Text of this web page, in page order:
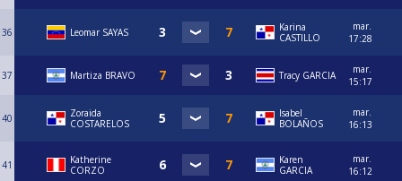
36 Leomar SAYAS
Karina
CASTILLO
mar.
17:28
37 Martiza BRAVO Tracy GARCIA
mar.
15:17
40
Zoraida
COSTARELOS
Isabel
BOLAÑOS
mar.
16:13
41
Katherine
CORZO
Karen
GARCIA
mar.
16:12